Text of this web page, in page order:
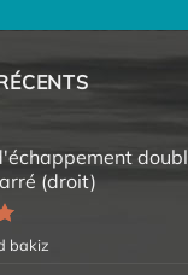
(droit)
bakiz